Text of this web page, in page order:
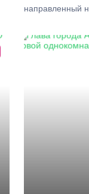
направленный